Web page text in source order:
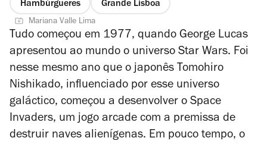
Hambúrgueres Grande Lisboa
Mariana Valle Lima
Tudo começou em 1977, quando George Lucas
apresentou ao mundo o universo Star Wars. Foi
nesse mesmo ano que o japonês Tomohiro
Nishikado, influenciado por esse universo
galáctico, começou a desenvolver o Space
Invaders, um jogo arcade com a premissa de
destruir naves alienígenas. Em pouco tempo, o